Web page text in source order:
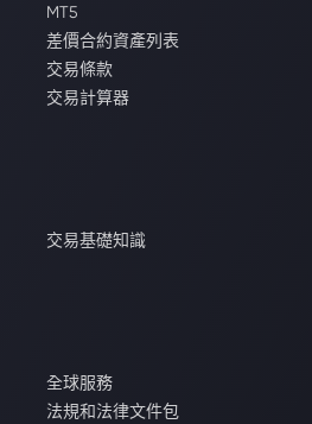
MT5
差價合約資產列表
交易條款
交易計算器
交易基礎知識
全球服務
法規和法律文件包